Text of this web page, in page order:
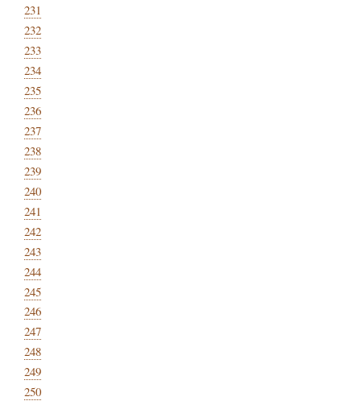
231
232
233
234
235
236
237
238
239
240
241
242
243
244
245
246
247
248
249
250